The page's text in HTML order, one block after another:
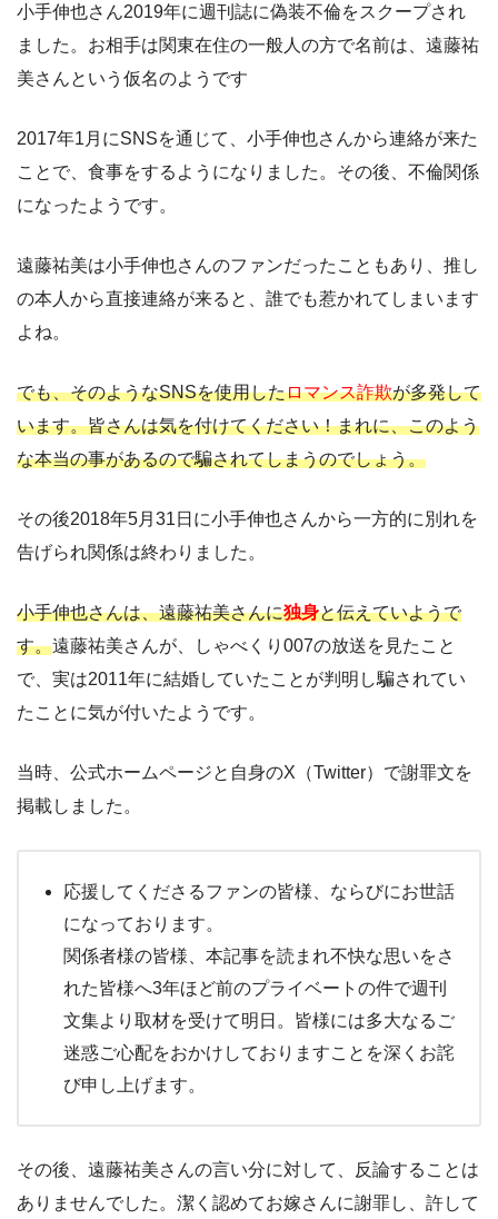
小手伸也さん2019年に週刊誌に偽装不倫をスクープされ
ました。お相手は関東在住の一般人の方で名前は、遠藤祐
美さんという仮名のようです
2017年1月にSNSを通じて、小手伸也さんから連絡が来た
ことで、食事をするようになりました。その後、不倫関係
になったようです。
遠藤祐美は小手伸也さんのファンだったこともあり、推し
の本人から直接連絡が来ると、誰でも惹かれてしまいます
よね。
でも、そのようなSNSを使用したロマンス詐欺が多発して
います。皆さんは気を付けてください！まれに、このよう
な本当の事があるので騙されてしまうのでしょう。
その後2018年5月31日に小手伸也さんから一方的に別れを
告げられ関係は終わりました。
小手伸也さんは、遠藤祐美さんに独身と伝えていようで
す。遠藤祐美さんが、しゃべくり007の放送を見たこと
で、実は2011年に結婚していたことが判明し騙されてい
たことに気が付いたようです。
当時、公式ホームページと自身のX（Twitter）で謝罪文を
掲載しました。
応援してくださるファンの皆様、ならびにお世話
になっております。
関係者様の皆様、本記事を読まれ不快な思いをさ
れた皆様へ3年ほど前のプライベートの件で週刊
文集より取材を受けて明日。皆様には多大なるご
迷惑ご心配をおかけしておりますことを深くお詫
び申し上げます。
その後、遠藤祐美さんの言い分に対して、反論することは
ありませんでした。潔く認めてお嫁さんに謝罪し、許して